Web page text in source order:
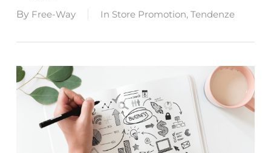
By Free-Way In Store Promotion, Tendenze